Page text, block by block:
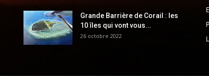
Grande Barrière de Corail : les
10 îles qui vont vous...
26 octobre 2022